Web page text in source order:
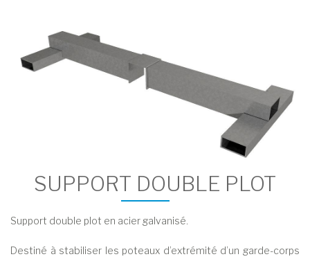
SUPPORT DOUBLE PLOT
Support double plot en acier galvanisé.
Destiné à stabiliser les poteaux d’extrémité d’un garde-corps